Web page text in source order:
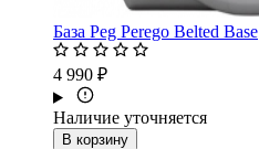
База Peg Perego Belted Base
4 990 ₽
Наличие уточняется
В корзину